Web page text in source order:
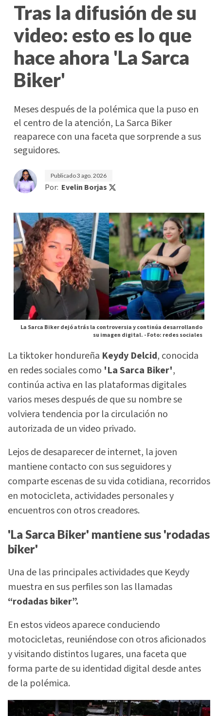
Tras la difusión de su
video: esto es lo que
hace ahora 'La Sarca
Biker'
Meses después de la polémica que la puso en
el centro de la atención, La Sarca Biker
reaparece con una faceta que sorprende a sus
seguidores.
Publicado3 ago. 2026
Por: Evelin Borjas
La Sarca Biker dejó atrás la controversia y continúa desarrollando
su imagen digital. -Foto: redes sociales
La tiktoker hondureña Keydy Delcid, conocida
en redes sociales como 'La Sarca Biker',
continúa activa en las plataformas digitales
varios meses después de que su nombre se
volviera tendencia por la circulación no
autorizada de un video privado.
Lejos de desaparecer de internet, la joven
mantiene contacto con sus seguidores y
comparte escenas de su vida cotidiana, recorridos
en motocicleta, actividades personales y
encuentros con otros creadores.
'La Sarca Biker' mantiene sus 'rodadas
biker'
Una de las principales actividades que Keydy
muestra en sus perfiles son las llamadas
“rodadas biker”.
En estos videos aparece conduciendo
motocicletas, reuniéndose con otros aficionados
y visitando distintos lugares, una faceta que
forma parte de su identidad digital desde antes
de la polémica.